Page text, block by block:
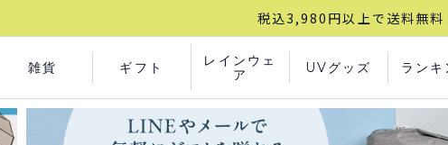
税込3,980円以上で送料無料
雑貨 ギフト
レインウェ
ア
UVグッズ ランキ